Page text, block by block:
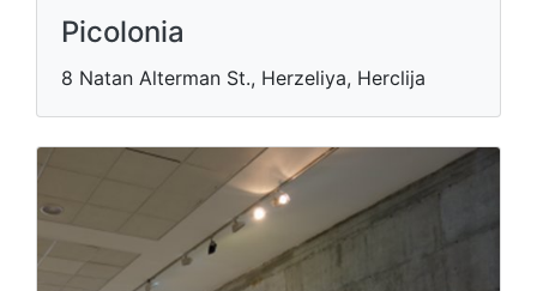
Picolonia
8 Natan Alterman St., Herzeliya, Herclija